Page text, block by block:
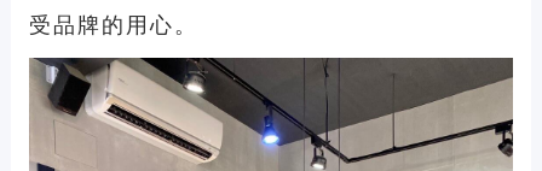
受品牌的用心。